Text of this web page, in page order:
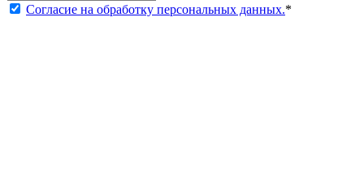
Согласие на обработку персональных данных.*